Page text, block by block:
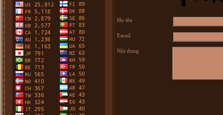
Họ tên
Email
Nội dung